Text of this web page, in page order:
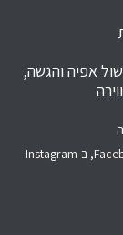
אפיה והגשה,
ופתוחה בהתאם לשעות שמתעדכנות מידי שבוע ב-Facebook, ב-Instagram